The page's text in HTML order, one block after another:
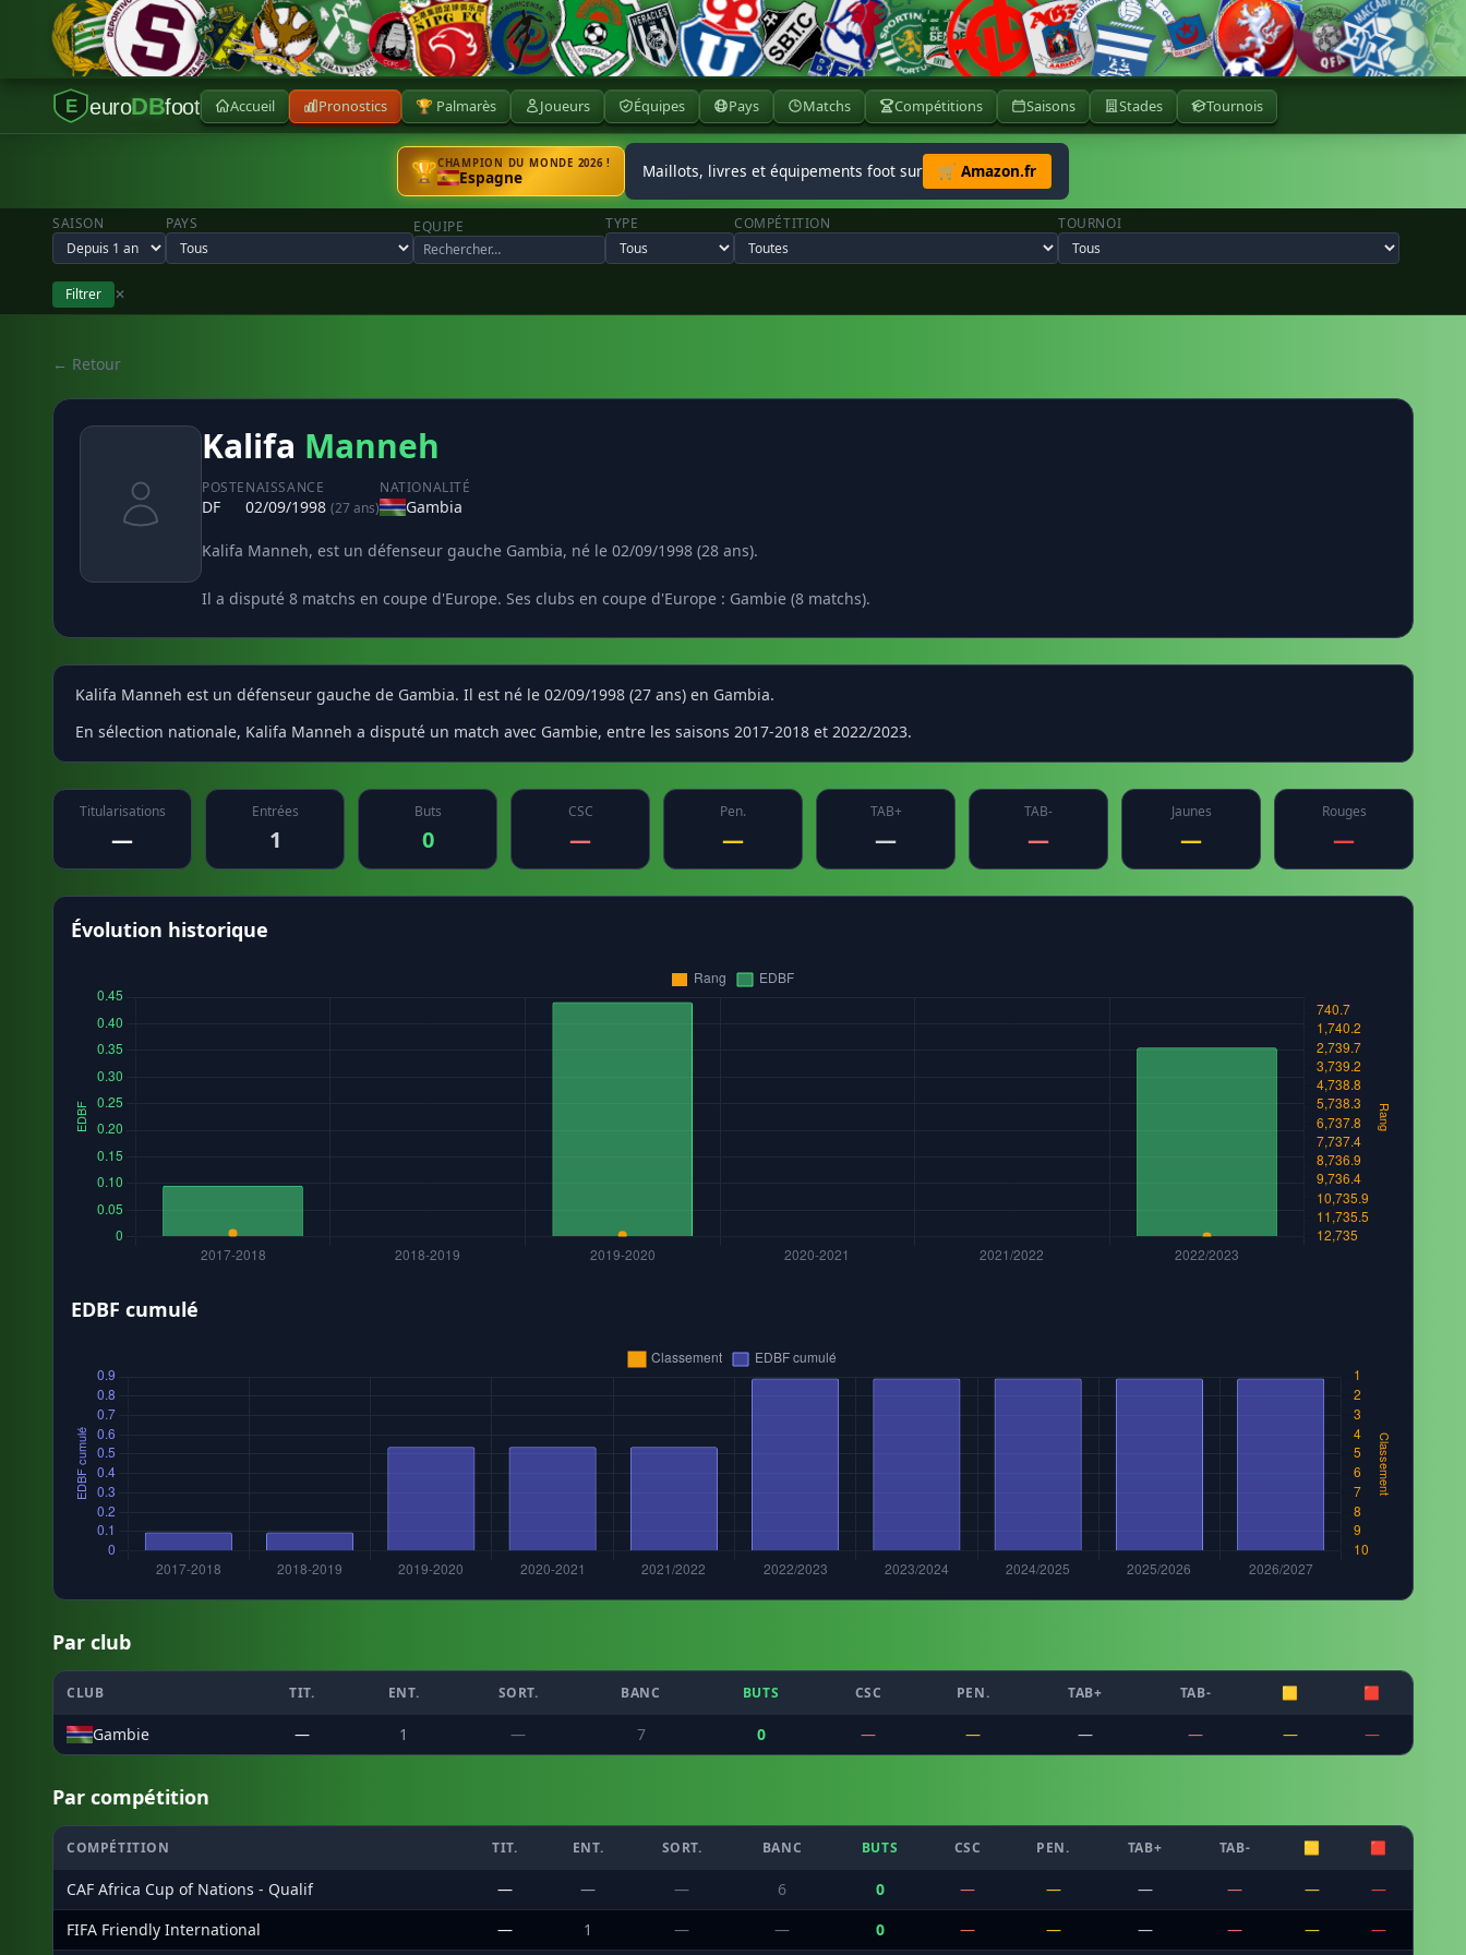
E euroDBfoot Accueil Pronostics 🏆 Palmarès Joueurs Équipes Pays Matchs Compétitions Saisons Stades Tournois
🏆CHAMPION DU MONDE 2026 !
Espagne Maillots, livres et équipements foot sur 🛒 Amazon.fr
SAISON PAYS EQUIPE TYPE COMPÉTITION TOURNOI
Filtrer ✕
← Retour
Kalifa Manneh
POSTE
DF
NAISSANCE
02/09/1998 (27 ans)
NATIONALITÉ
Gambia
Kalifa Manneh, est un défenseur gauche Gambia, né le 02/09/1998 (28 ans).
Il a disputé 8 matchs en coupe d'Europe. Ses clubs en coupe d'Europe : Gambie (8 matchs).
Kalifa Manneh est un défenseur gauche de Gambia. Il est né le 02/09/1998 (27 ans) en Gambia.
En sélection nationale, Kalifa Manneh a disputé un match avec Gambie, entre les saisons 2017-2018 et 2022/2023.
Titularisations
—
Entrées
1
Buts
0
CSC
—
Pen.
—
TAB+
—
TAB-
—
Jaunes
—
Rouges
—
Évolution historique
EDBF cumulé
Par club
CLUB TIT. ENT. SORT. BANC BUTS CSC PEN. TAB+ TAB- 🟨 🟥
Gambie — 1 — 7 0 — — — — — —
Par compétition
COMPÉTITION TIT. ENT. SORT. BANC BUTS CSC PEN. TAB+ TAB- 🟨 🟥
CAF Africa Cup of Nations - Qualif — — — 6 0 — — — — —
—
FIFA Friendly International
— 1 — — 0 — — — — — —